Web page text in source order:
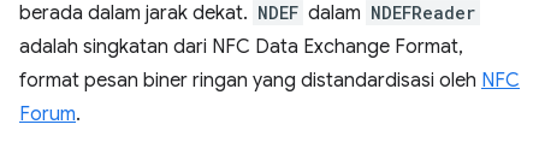
berada dalam jarak dekat. NDEF dalam NDEFReader
adalah singkatan dari NFC Data Exchange Format,
format pesan biner ringan yang distandardisasi oleh NFC
Forum.